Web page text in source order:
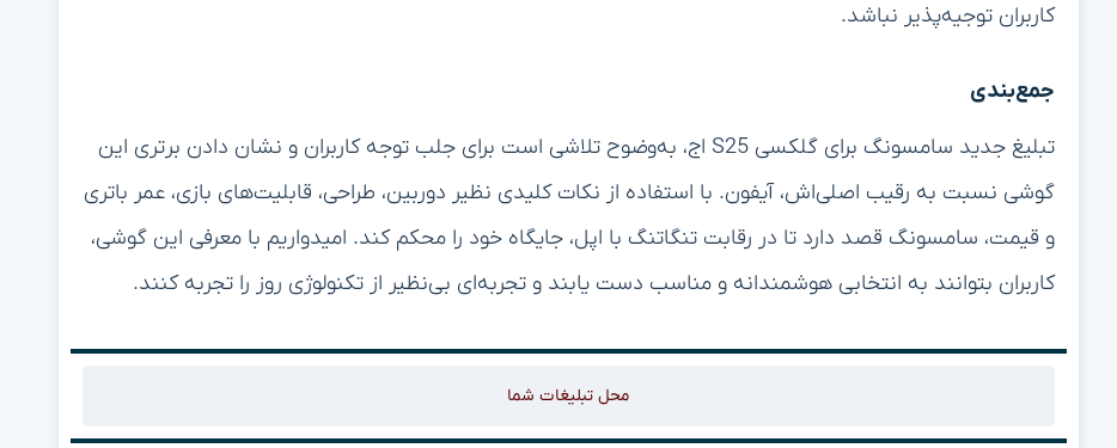
کاربران توجیه‌پذیر نباشد.
جمع‌بندی
تبلیغ جدید سامسونگ برای گلکسی S25 اج، به‌وضوح تلاشی است برای جلب توجه کاربران و نشان دادن برتری این
گوشی نسبت به رقیب اصلی‌اش، آیفون. با استفاده از نکات کلیدی نظیر دوربین، طراحی، قابلیت‌های بازی، عمر باتری
و قیمت، سامسونگ قصد دارد تا در رقابت تنگاتنگ با اپل، جایگاه خود را محکم کند. امیدواریم با معرفی این گوشی،
کاربران بتوانند به انتخابی هوشمندانه و مناسب دست یابند و تجربه‌ای بی‌نظیر از تکنولوژی روز را تجربه کنند.
محل تبلیغات شما